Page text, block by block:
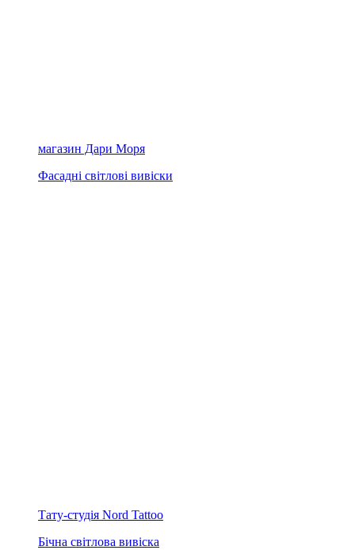
магазин Дари Моря
Фасадні світлові вивіски
Тату-студія Nord Tattoo
Бічна світлова вивіска